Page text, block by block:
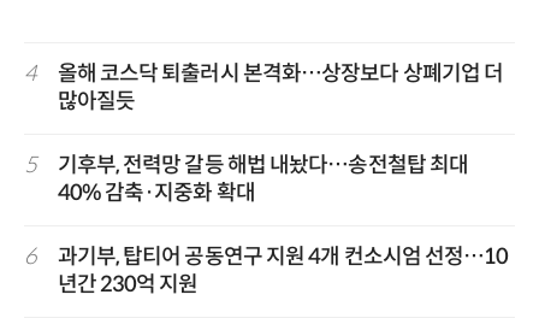
4
올해 코스닥 퇴출러시 본격화…상장보다 상폐기업 더
많아질듯
5
기후부, 전력망 갈등 해법 내놨다…송전철탑 최대
40% 감축·지중화 확대
6
과기부, 탑티어 공동연구 지원 4개 컨소시엄 선정…10
년간 230억 지원